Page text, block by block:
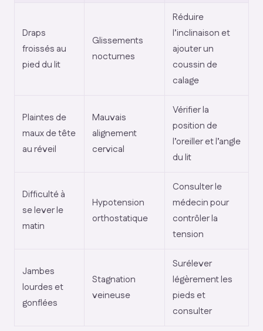
Draps
froissés au
pied du lit
Glissements
nocturnes
Réduire
l’inclinaison et
ajouter un
coussin de
calage
Plaintes de
maux de tête
au réveil
Mauvais
alignement
cervical
Vérifier la
position de
l’oreiller et l’angle
du lit
Difficulté à
se lever le
matin
Hypotension
orthostatique
Consulter le
médecin pour
contrôler la
tension
Jambes
lourdes et
gonflées
Stagnation
veineuse
Surélever
légèrement les
pieds et
consulter